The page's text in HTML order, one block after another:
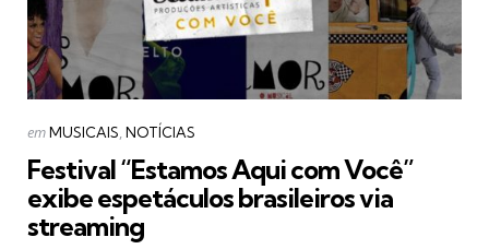
Categorias
Postado
emMUSICAIS NOTÍCIAS
Festival “Estamos Aqui com Você”
exibe espetáculos brasileiros via
streaming